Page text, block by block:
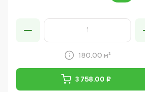
180.00 м²
3 758.00 ₽